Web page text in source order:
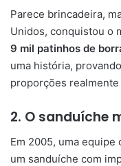
Parece brincadeira,
Unidos, conquistou o
9 mil patinhos de
uma história,
proporções
2. O sanduíche
Em 2005, uma
um sanduíche com